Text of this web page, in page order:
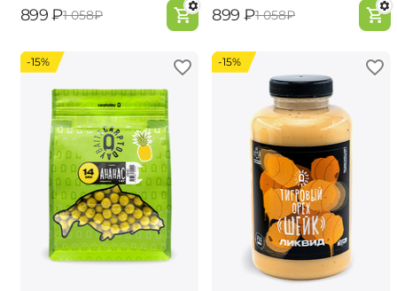
‍899‍ ₽‍1 058‍₽ ‍899‍ ₽‍1 058‍₽
-15% -15%